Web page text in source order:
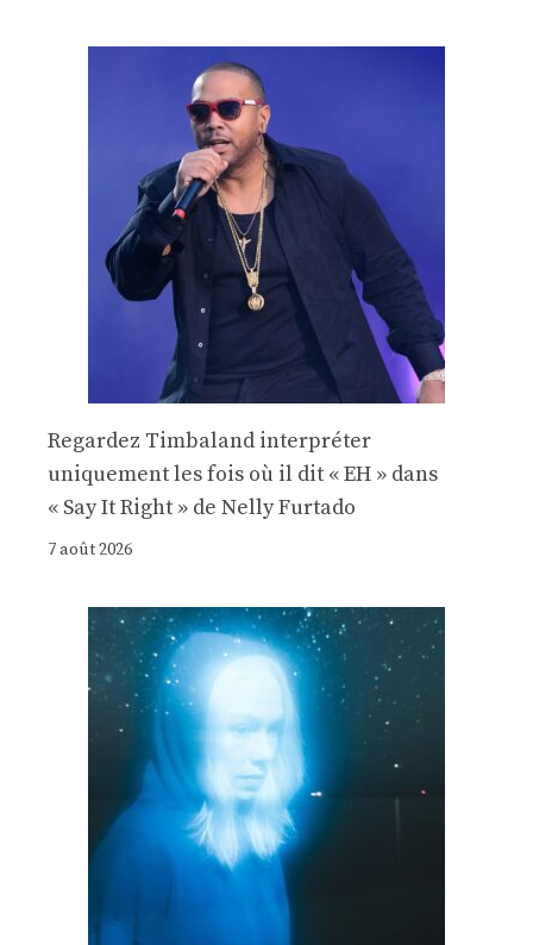
Regardez Timbaland interpréter
uniquement les fois où il dit « EH » dans
« Say It Right » de Nelly Furtado
7 août 2026